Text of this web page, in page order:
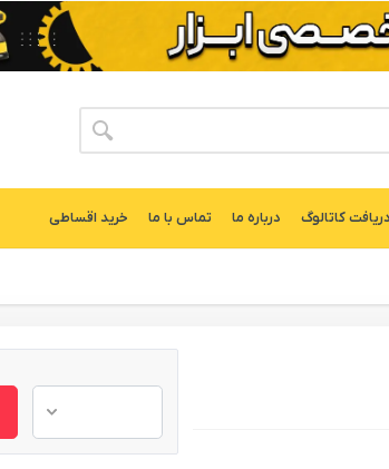
دریافت کاتالوگ درباره ما تماس با ما خرید اقساطی